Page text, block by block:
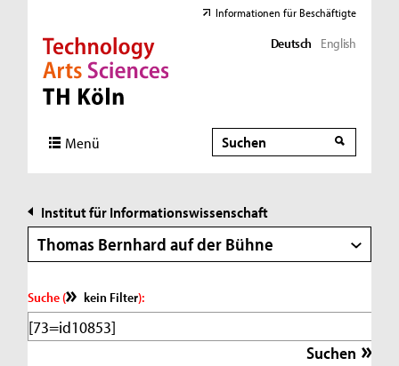
Direkt zur Hauptnavigation
Direkt zur Subnavigation
Direkt zum Inhalt
Direkt zum Fußbereich
Informationen für Beschäftigte
Deutsch English
Menü Suche
Suche
Institut für Informationswissenschaft
Thomas Bernhard auf der Bühne
Suche ( kein Filter):